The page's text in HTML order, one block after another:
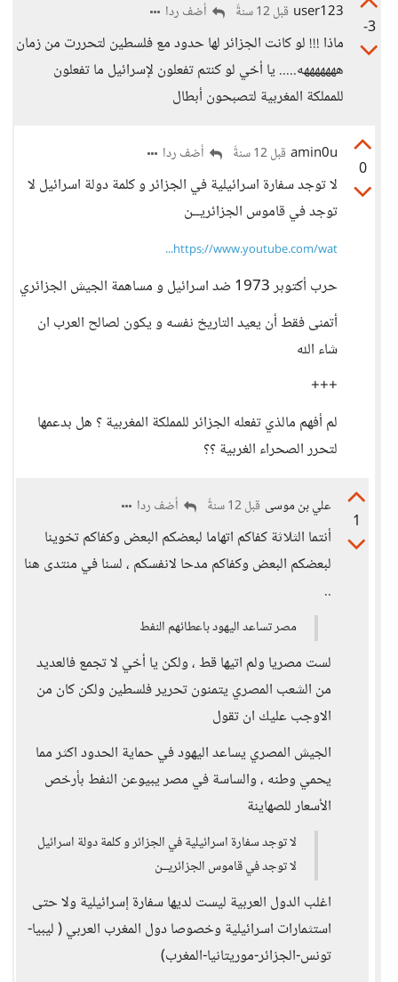
-3
user123 قبل 12 سنةً أضف ردا
ماذا !!! لو كانت الجزائر لها حدود مع فلسطين لتحررت من زمان
هههههههه..... يا أخي لو كنتم تفعلون لإسرائيل ما تفعلون
للمملكة المغربية لتصبحون أبطال
0
amin0u قبل 12 سنةً أضف ردا
لا توجد سفارة اسرائيلية في الجزائر و كلمة دولة اسرائيل لا
توجد في قاموس الجزائريــن
https://www.youtube.com/wat...
حرب أكتوبر 1973 ضد اسرائيل و مساهمة الجيش الجزائري
أتمنى فقط أن يعيد التاريخ نفسه و يكون لصالح العرب ان
شاء الله
+++
لم أفهم مالذي تفعله الجزائر للمملكة المغربية ؟ هل بدعمها
لتحرر الصحراء الغربية ؟؟
1
علي بن موسى قبل 12 سنةً أضف ردا
أنتما الثلاثة كفاكم اتهاما لبعضكم البعض وكفاكم تخوينا
لبعضكم البعض وكفاكم مدحا لانفسكم ، لسنا في منتدى هنا
..
مصر تساعد اليهود باعطائهم النفط
لست مصريا ولم اتيها قط ، ولكن يا أخي لا تجمع فالعديد
من الشعب المصري يتمنون تحرير فلسطين ولكن كان من
الاوجب عليك ان تقول
الجيش المصري يساعد اليهود في حماية الحدود اكثر مما
يحمي وطنه ، والساسة في مصر يبيوعن النفط بأرخص
الأسعار للصهاينة
لا توجد سفارة اسرائيلية في الجزائر و كلمة دولة اسرائيل
لا توجد في قاموس الجزائريــن
اغلب الدول العربية ليست لديها سفارة إسرائيلية ولا حتى
استثمارات اسرائيلية وخصوصا دول المغرب العربي ( ليبيا-
تونس-الجزائر-موريتانيا-المغرب)